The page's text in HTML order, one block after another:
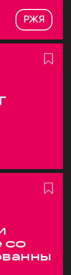
РЖЯ
со